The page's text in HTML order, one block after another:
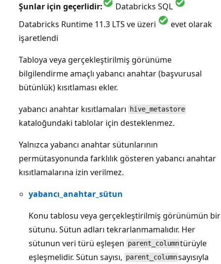
Şunlar için geçerlidir:
Databricks SQL
Databricks Runtime 11.3 LTS ve üzeri
evet olarak
işaretlendi
Tabloya veya gerçekleştirilmiş görünüme
bilgilendirme amaçlı yabancı anahtar (başvurusal
bütünlük) kısıtlaması ekler.
yabancı anahtar kısıtlamaları
hive_metastore
kataloğundaki tablolar için desteklenmez.
Yalnızca yabancı anahtar sütunlarının
permütasyonunda farklılık gösteren yabancı anahtar
kısıtlamalarına izin verilmez.
yabancı_anahtar_sütun
Konu tablosu veya gerçekleştirilmiş görünümün bir
sütunu. Sütun adları tekrarlanmamalıdır. Her
sütunun veri türü eşleşen parent_columntürüyle
eşleşmelidir. Sütun sayısı, parent_columnsayısıyla